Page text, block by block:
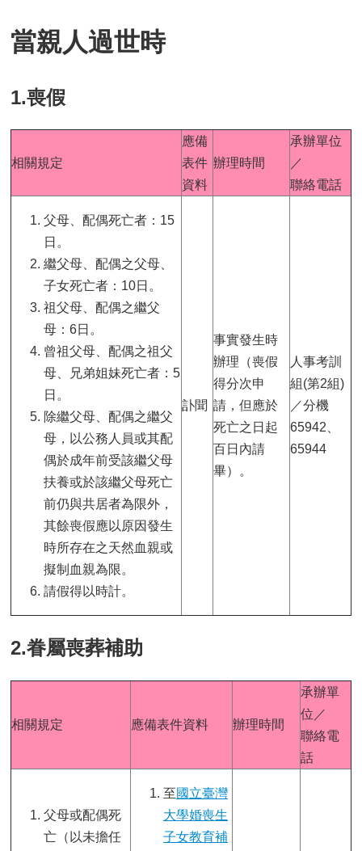
當親人過世時
1.喪假
相關規定
應備
表件
資料
辦理時間
承辦單位
／
聯絡電話
父母、配偶死亡者：15
日。
繼父母、配偶之父母、
子女死亡者：10日。
祖父母、配偶之繼父
母：6日。
曾祖父母、配偶之祖父
母、兄弟姐妹死亡者：5
日。
除繼父母、配偶之繼父
母，以公務人員或其配
偶於成年前受該繼父母
扶養或於該繼父母死亡
前仍與共居者為限外，
其餘喪假應以原因發生
時所存在之天然血親或
擬制血親為限。
請假得以時計。
訃聞
事實發生時
辦理（喪假
得分次申
請，但應於
死亡之日起
百日內請
畢）。
人事考訓
組(第2組)
／分機
65942、
65944
2.眷屬喪葬補助
相關規定 應備表件資料 辦理時間
承辦單
位／
聯絡電
話
父母或配偶死
亡（以未擔任
至國立臺灣
大學婚喪生
子女教育補